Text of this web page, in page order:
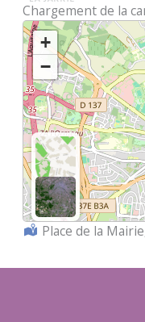
Chargement de la
+
−
Localisation :
Place de la